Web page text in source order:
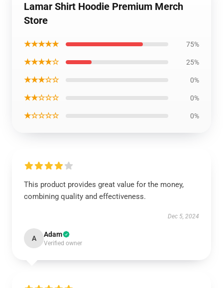
Lamar Shirt Hoodie Premium Merch
Store
★★★★★ 75%
★★★★☆ 25%
★★★☆☆ 0%
★★☆☆☆ 0%
★☆☆☆☆ 0%
This product provides great value for the money,
combining quality and effectiveness.
Dec 5, 2024
A Adam
Verified owner